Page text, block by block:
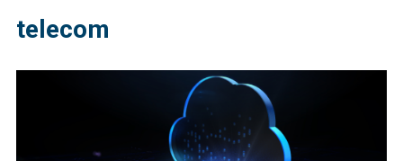
telecom